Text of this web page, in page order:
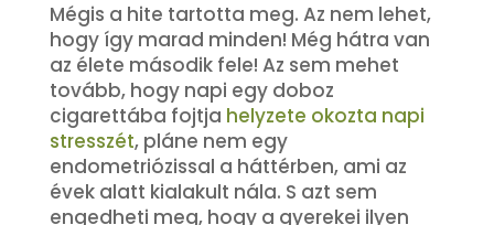
Mégis a hite tartotta meg. Az nem lehet,
hogy így marad minden! Még hátra van
az élete második fele! Az sem mehet
tovább, hogy napi egy doboz
cigarettába fojtja helyzete okozta napi
stresszét, pláne nem egy
endometriózissal a háttérben, ami az
évek alatt kialakult nála. S azt sem
engedheti meg, hogy a gyerekei ilyen